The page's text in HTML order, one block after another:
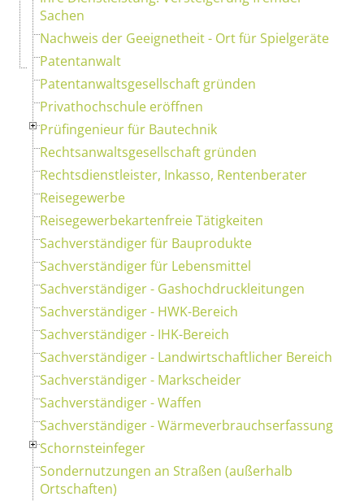
Sachen
Nachweis der Geeignetheit - Ort für Spielgeräte
Patentanwalt
Patentanwaltsgesellschaft gründen
Privathochschule eröffnen
Prüfingenieur für Bautechnik
Rechtsanwaltsgesellschaft gründen
Rechtsdienstleister, Inkasso, Rentenberater
Reisegewerbe
Reisegewerbekartenfreie Tätigkeiten
Sachverständiger für Bauprodukte
Sachverständiger für Lebensmittel
Sachverständiger - Gashochdruckleitungen
Sachverständiger - HWK-Bereich
Sachverständiger - IHK-Bereich
Sachverständiger - Landwirtschaftlicher Bereich
Sachverständiger - Markscheider
Sachverständiger - Waffen
Sachverständiger - Wärmeverbrauchserfassung
Schornsteinfeger
Sondernutzungen an Straßen (außerhalb
Ortschaften)